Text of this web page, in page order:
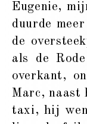
Eugenie,
duurde
de
als de
overkant,
Marc, naast
taxi, hij